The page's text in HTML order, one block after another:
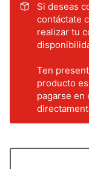
Si deseas
contáctate
realizar tu
Ten
producto
pagarse en